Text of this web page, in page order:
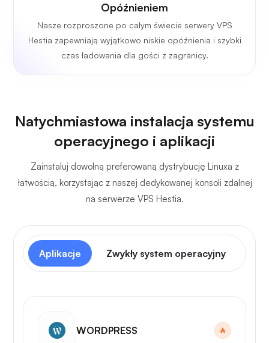
Opóźnieniem
Nasze rozproszone po całym świecie serwery VPS
Hestia zapewniają wyjątkowo niskie opóźnienia i szybki
czas ładowania dla gości z zagranicy.
Natychmiastowa instalacja systemu
operacyjnego i aplikacji
Zainstaluj dowolną preferowaną dystrybucję Linuxa z
łatwością, korzystając z naszej dedykowanej konsoli zdalnej
na serwerze VPS Hestia.
Aplikacje Zwykły system operacyjny
WORDPRESS